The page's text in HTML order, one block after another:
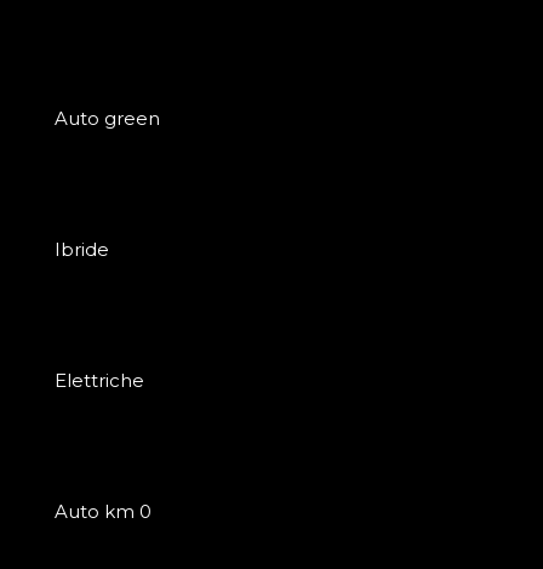
Auto green
Ibride
Elettriche
Auto km 0